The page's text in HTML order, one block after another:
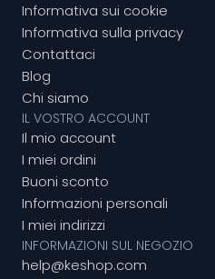
Informativa sui cookie
Informativa sulla privacy
Contattaci
Blog
Chi siamo
IL VOSTRO ACCOUNT
Il mio account
I miei ordini
Buoni sconto
Informazioni personali
I miei indirizzi
INFORMAZIONI SUL NEGOZIO
help@keshop.com